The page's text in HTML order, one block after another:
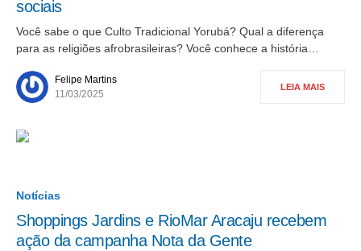
sociais
Você sabe o que Culto Tradicional Yorubá? Qual a diferença
para as religiões afrobrasileiras? Você conhece a história…
Felipe Martins
11/03/2025
LEIA MAIS
Notícias
Shoppings Jardins e RioMar Aracaju recebem
ação da campanha Nota da Gente